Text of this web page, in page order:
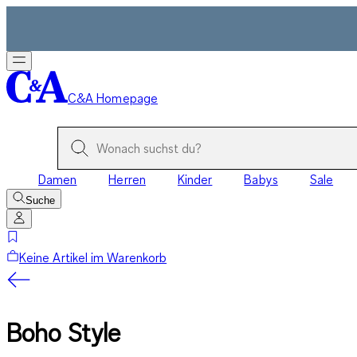
C&A Homepage
Damen Herren Kinder Babys Sale
Suche
Keine Artikel im Warenkorb
Boho Style